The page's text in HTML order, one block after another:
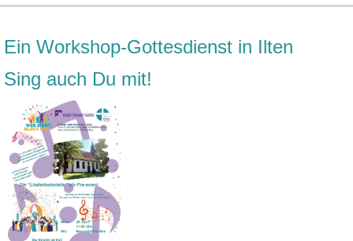
Ein Workshop-Gottesdienst in Ilten
Sing auch Du mit!